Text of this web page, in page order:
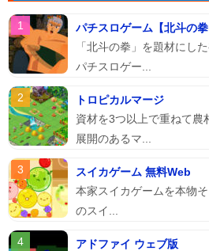
パチスロゲーム【北斗の
「北斗の拳」を題材にし
パチスロゲー...
トロピカルマージ
資材を3つ以上で重ねて農
展開のあるマ...
スイカゲーム 無料Web
本家スイカゲームを本物
のスイ...
アドファイ ウェブ版